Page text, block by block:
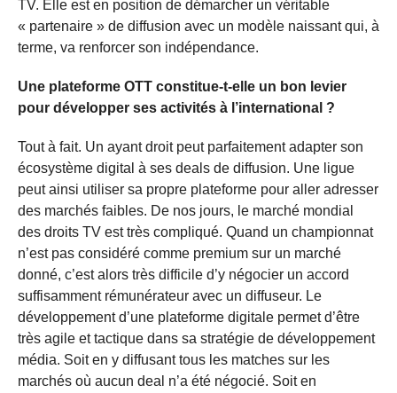
TV. Elle est en position de démarcher un véritable
« partenaire » de diffusion avec un modèle naissant qui, à
terme, va renforcer son indépendance.
Une plateforme OTT constitue-t-elle un bon levier
pour développer ses activités à l’international ?
Tout à fait. Un ayant droit peut parfaitement adapter son
écosystème digital à ses deals de diffusion. Une ligue
peut ainsi utiliser sa propre plateforme pour aller adresser
des marchés faibles. De nos jours, le marché mondial
des droits TV est très compliqué. Quand un championnat
n’est pas considéré comme premium sur un marché
donné, c’est alors très difficile d’y négocier un accord
suffisamment rémunérateur avec un diffuseur. Le
développement d’une plateforme digitale permet d’être
très agile et tactique dans sa stratégie de développement
média. Soit en y diffusant tous les matches sur les
marchés où aucun deal n’a été négocié. Soit en